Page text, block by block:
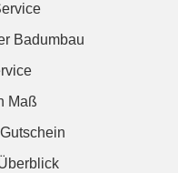
Badumbau
Maß